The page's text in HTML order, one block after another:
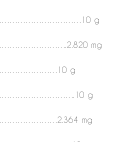
g
mg
g
g
mg